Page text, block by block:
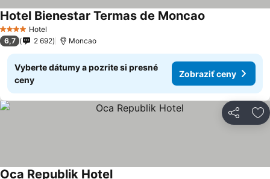
4 Počet hviezdičiek
Hotel
Hotel Bienestar Termas de Moncao
6,7 2 692 Moncao
Vyberte dátumy a pozrite si presné
ceny
Zobraziť ceny
Zdieľať
Oca Republik Hotel